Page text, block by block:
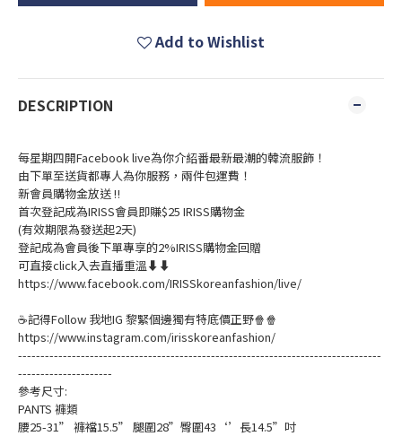
Add to Wishlist
DESCRIPTION
每星期四開Facebook live為你介紹番最新最潮的韓流服飾！
由下單至送貨都專人為你服務，兩件包運費！
新會員購物金放送 ‼️
首次登記成為IRISS會員即賺$25 IRISS購物金
(有效期限為發送起2天)
登記成為會員後下單專享的2%IRISS購物金回贈
可直接click入去直播重溫⬇⬇
https://www.facebook.com/IRISSkoreanfashion/live/
☕記得Follow 我地IG 黎緊個邊獨有特底價正野🍿🍿
https://www.instagram.com/irisskoreanfashion/
---------------------------------------------------------------------------------
---------------------
參考尺寸:
PANTS 褲類
腰25-31” 褲襠15.5” 腿圍28”臀圍43‘’長14.5”吋